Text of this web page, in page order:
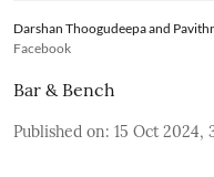
Darshan Thoogudeepa and
Facebook
Bar & Bench
Published on: 15 Oct 2024,